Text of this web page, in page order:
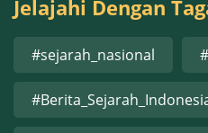
Jelajahi Dengan
#sejarah_nasional